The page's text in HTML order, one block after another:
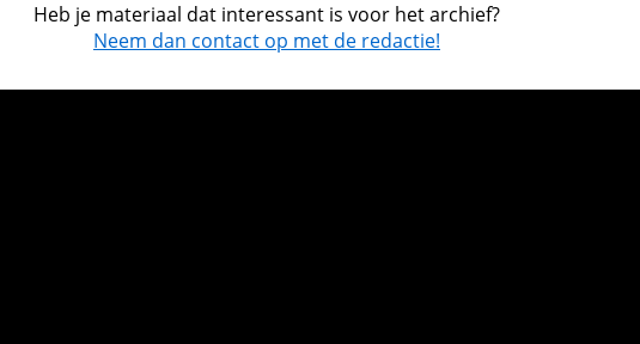
Heb je materiaal dat interessant is voor het archief?
Neem dan contact op met de redactie!